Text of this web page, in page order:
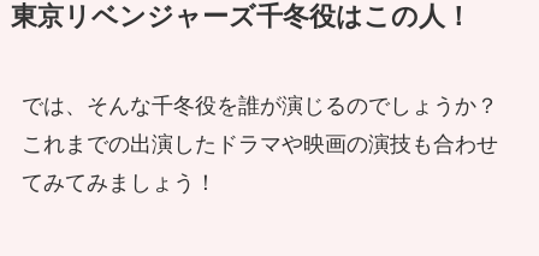
東京リベンジャーズ千冬役はこの人！
では、そんな千冬役を誰が演じるのでしょうか？
これまでの出演したドラマや映画の演技も合わせ
てみてみましょう！